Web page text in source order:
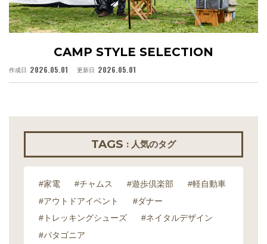
CAMP STYLE SELECTION
作成日 2026.05.01 更新日 2026.05.01
TAGS : 人気のタグ
#家電 #チャムス #遊歩倶楽部
#軽自動車
#アウトドアイベント
#ダナー
#トレッキングシューズ
#ネイタルデザイン
#パタゴニア